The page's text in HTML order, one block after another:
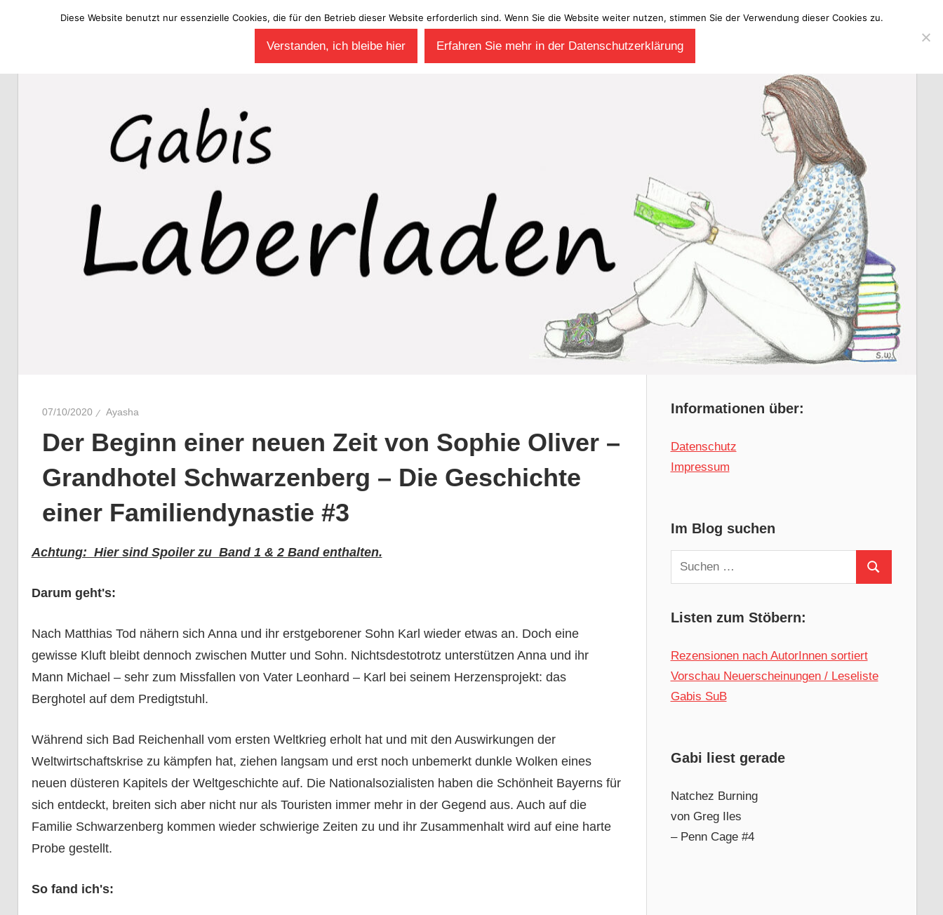
07/10/2020 Ayasha
Der Beginn einer neuen Zeit von Sophie Oliver –
Grandhotel Schwarzenberg – Die Geschichte
einer Familiendynastie #3
Achtung: Hier sind Spoiler zu Band 1 & 2 Band enthalten.
Darum geht's:
Nach Matthias Tod nähern sich Anna und ihr erstgeborener Sohn Karl wieder etwas an. Doch eine
gewisse Kluft bleibt dennoch zwischen Mutter und Sohn. Nichtsdestotrotz unterstützen Anna und ihr
Mann Michael – sehr zum Missfallen von Vater Leonhard – Karl bei seinem Herzensprojekt: das
Berghotel auf dem Predigtstuhl.
Während sich Bad Reichenhall vom ersten Weltkrieg erholt hat und mit den Auswirkungen der
Weltwirtschaftskrise zu kämpfen hat, ziehen langsam und erst noch unbemerkt dunkle Wolken eines
neuen düsteren Kapitels der Weltgeschichte auf. Die Nationalsozialisten haben die Schönheit Bayerns für
sich entdeckt, breiten sich aber nicht nur als Touristen immer mehr in der Gegend aus. Auch auf die
Familie Schwarzenberg kommen wieder schwierige Zeiten zu und ihr Zusammenhalt wird auf eine harte
Probe gestellt.
So fand ich's:
Informationen über:
Datenschutz
Impressum
Im Blog suchen
Suchen
nach:
Suchen
Listen zum Stöbern:
Rezensionen nach AutorInnen sortiert
Vorschau Neuerscheinungen / Leseliste
Gabis SuB
Gabi liest gerade
Natchez Burning
von Greg Iles
– Penn Cage #4
Diese Website benutzt nur essenzielle Cookies, die für den Betrieb dieser Website erforderlich sind. Wenn Sie die Website weiter nutzen, stimmen Sie der Verwendung dieser Cookies zu.
Verstanden, ich bleibe hier Erfahren Sie mehr in der Datenschutzerklärung